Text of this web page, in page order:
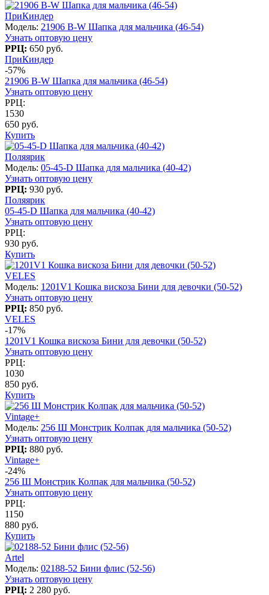
ПриКиндер
Модель: 21906 B-W Шапка для мальчика (46-54)
Узнать оптовую цену
РРЦ: 650 руб.
ПриКиндер
-57%
21906 B-W Шапка для мальчика (46-54)
Узнать оптовую цену
РРЦ:
1530
650 руб.
Купить
Поляярик
Модель: 05-45-D Шапка для мальчика (40-42)
Узнать оптовую цену
РРЦ: 930 руб.
Поляярик
05-45-D Шапка для мальчика (40-42)
Узнать оптовую цену
РРЦ:
930 руб.
Купить
VELES
Модель: 1201V1 Кошка вискоза Бини для девочки (50-52)
Узнать оптовую цену
РРЦ: 850 руб.
VELES
-17%
1201V1 Кошка вискоза Бини для девочки (50-52)
Узнать оптовую цену
РРЦ:
1030
850 руб.
Купить
Vintage+
Модель: 256 Ш Монстрик Колпак для мальчика (50-52)
Узнать оптовую цену
РРЦ: 880 руб.
Vintage+
-24%
256 Ш Монстрик Колпак для мальчика (50-52)
Узнать оптовую цену
РРЦ:
1150
880 руб.
Купить
Artel
Модель: 02188-52 Бини флис (52-56)
Узнать оптовую цену
РРЦ: 2 280 руб.